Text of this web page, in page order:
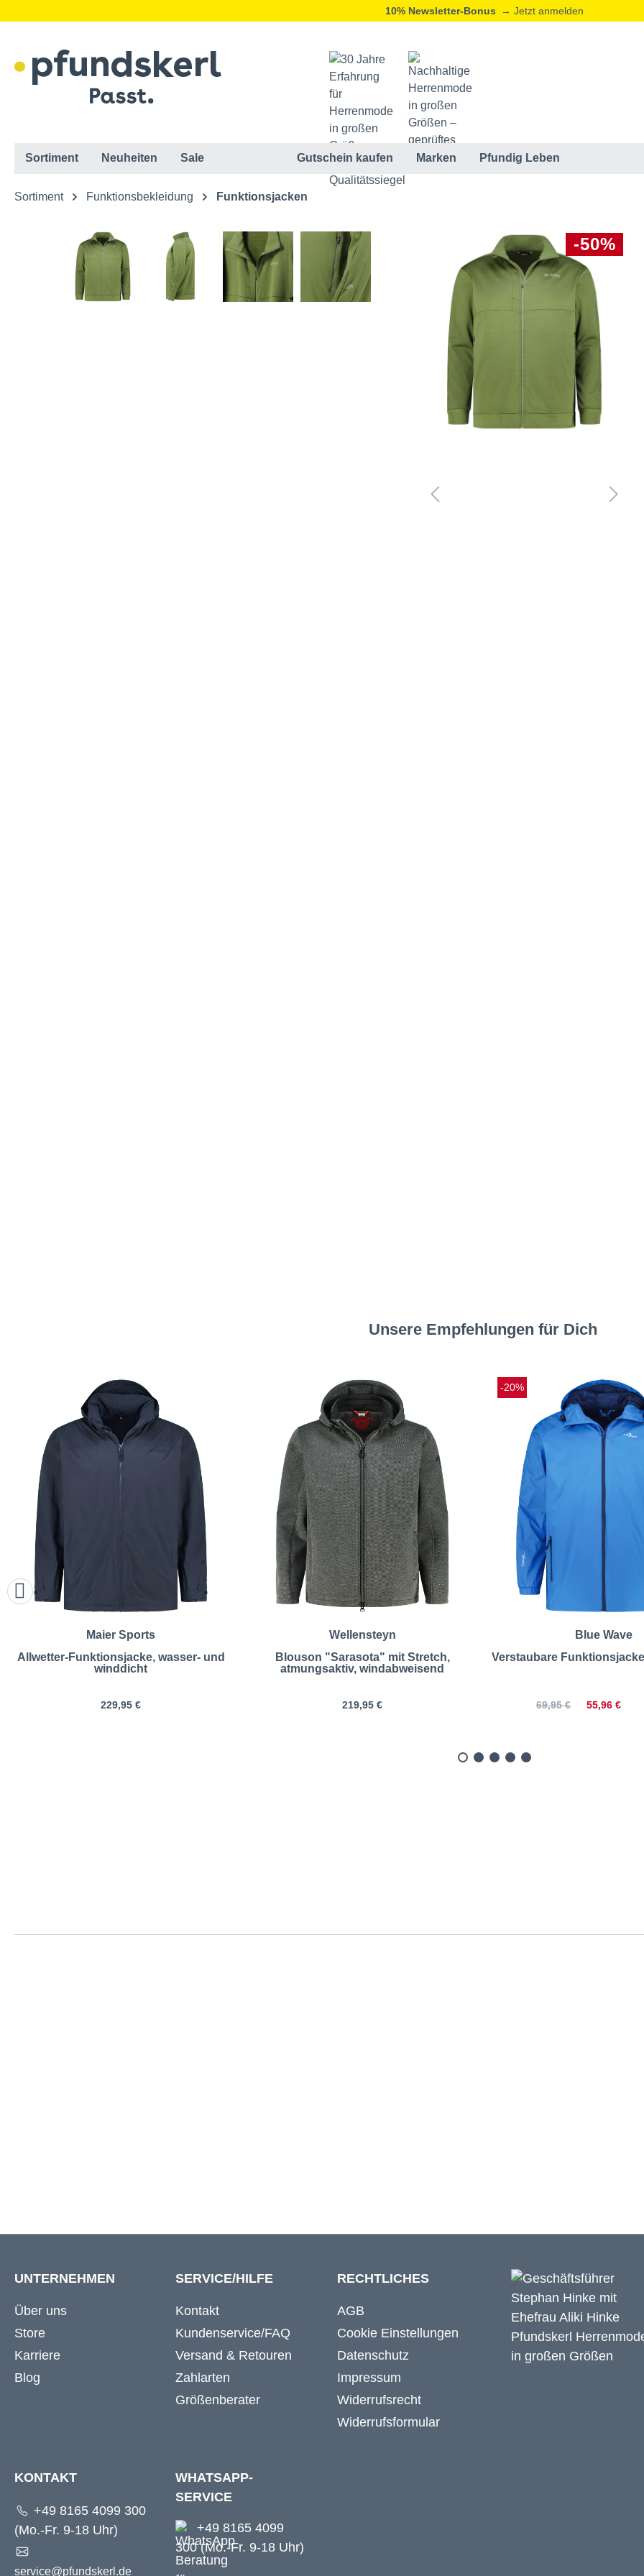
10% Newsletter-Bonus → Jetzt anmelden
Sortiment Neuheiten Sale Gutschein kaufen Marken Pfundig Leben
Sortiment Funktionsbekleidung Funktionsjacken
-50%
Unsere Empfehlungen für Dich
Maier Sports
Allwetter-Funktionsjacke, wasser- und
winddicht
229,95 €
Wellensteyn
Blouson "Sarasota" mit Stretch,
atmungsaktiv, windabweisend
219,95 €
Blue Wave
Verstaubare
55,96 €
69,95 €
-20%
UNTERNEHMEN
Über uns
Store
Karriere
Blog
SERVICE/HILFE
Kontakt
Kundenservice/FAQ
Versand & Retouren
Zahlarten
Größenberater
RECHTLICHES
AGB
Cookie Einstellungen
Datenschutz
Impressum
Widerrufsrecht
Widerrufsformular
KONTAKT
+49 8165 4099 300
(Mo.-Fr. 9-18 Uhr)
service@pfundskerl.de
WHATSAPP-
SERVICE
+49 8165 4099
300 (Mo.-Fr. 9-18 Uhr)